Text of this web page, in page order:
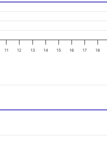
11 12 13 14 15 16 17 18